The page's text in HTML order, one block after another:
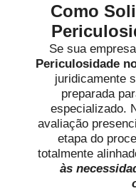
Como
Se sua
Periculosidade
juridicamente
preparada
especializado.
avaliação
etapa do
totalmente
às